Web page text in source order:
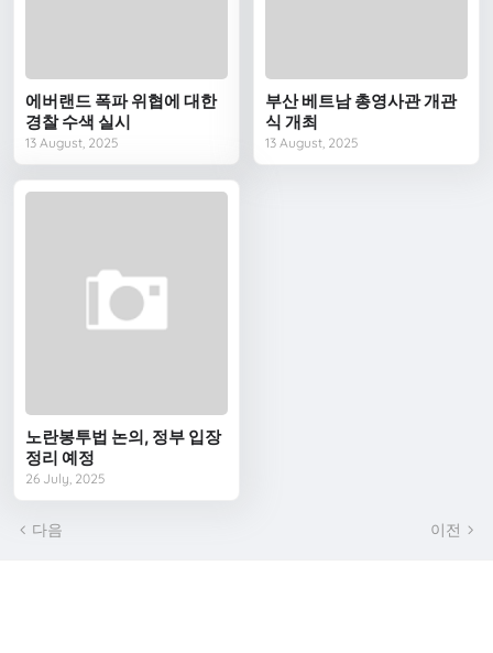
에버랜드 폭파 위협에 대한
경찰 수색 실시
13 August, 2025
부산 베트남 총영사관 개관
식 개최
13 August, 2025
노란봉투법 논의, 정부 입장
정리 예정
26 July, 2025
다음 이전